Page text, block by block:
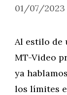
01/07/2023
Al estilo de
MT-Video
ya
los límites